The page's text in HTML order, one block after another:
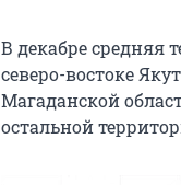
В декабре
северо-востоке
Магаданской
остальной